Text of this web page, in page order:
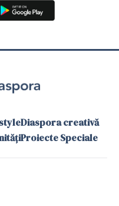
Diaspora creativă
Proiecte Speciale